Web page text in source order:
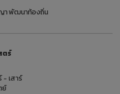
า พัฒนาท้องถิ่น
ตร์
- เสาร์
ย์